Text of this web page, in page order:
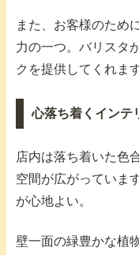
また、お客様のため
力の一つ。バリスタ
クを提供してくれます
心落ち着くインテ
店内は落ち着いた色
空間が広がっていま
が心地よい。
壁一面の緑豊かな植